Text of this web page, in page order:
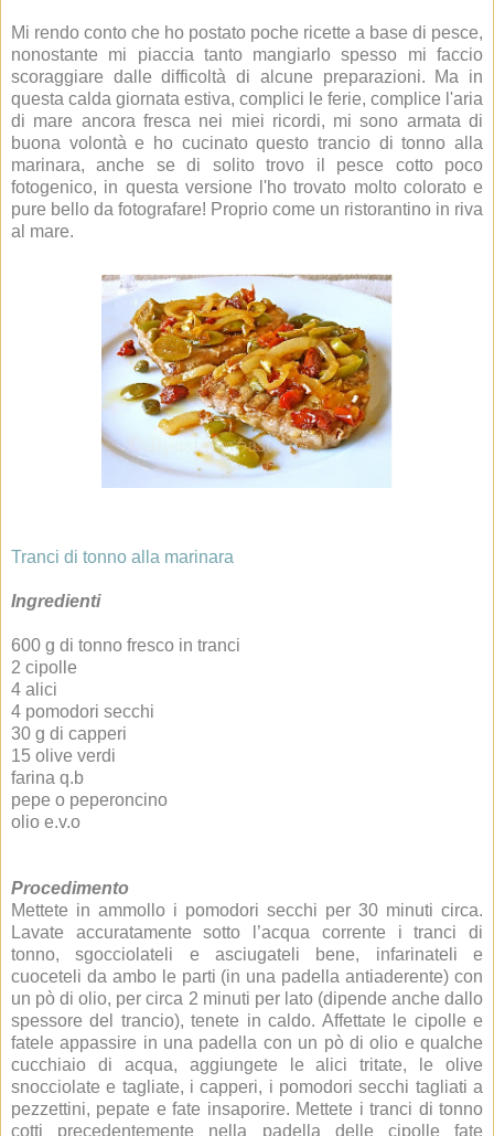
Mi rendo conto che ho postato poche ricette a base di pesce,
nonostante mi piaccia tanto mangiarlo spesso mi faccio
scoraggiare dalle difficoltà di alcune preparazioni. Ma in
questa calda giornata estiva, complici le ferie, complice l'aria
di mare ancora fresca nei miei ricordi, mi sono armata di
buona volontà e ho cucinato questo trancio di tonno alla
marinara, anche se di solito trovo il pesce cotto poco
fotogenico, in questa versione l'ho trovato molto colorato e
pure bello da fotografare! Proprio come un ristorantino in riva
al mare.
Tranci di tonno alla marinara
Ingredienti
600 g di tonno fresco in tranci
2 cipolle
4 alici
4 pomodori secchi
30 g di capperi
15 olive verdi
farina q.b
pepe o peperoncino
olio e.v.o
Procedimento
Mettete in ammollo i pomodori secchi per 30 minuti circa.
Lavate accuratamente sotto l’acqua corrente i tranci di
tonno, sgocciolateli e asciugateli bene, infarinateli e
cuoceteli da ambo le parti (in una padella antiaderente) con
un pò di olio, per circa 2 minuti per lato (dipende anche dallo
spessore del trancio), tenete in caldo. Affettate le cipolle e
fatele appassire in una padella con un pò di olio e qualche
cucchiaio di acqua, aggiungete le alici tritate, le olive
snocciolate e tagliate, i capperi, i pomodori secchi tagliati a
pezzettini, pepate e fate insaporire. Mettete i tranci di tonno
cotti precedentemente nella padella delle cipolle fate